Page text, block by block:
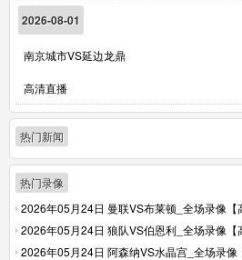
2026-08-01
南京城市VS延边龙鼎
高清直播
热门新闻
热门录像
2026年05月24日 曼联VS布莱顿_全场录像【
2026年05月24日 狼队VS伯恩利_全场录像【
2026年05月24日 阿森纳VS水晶宫_全场录像